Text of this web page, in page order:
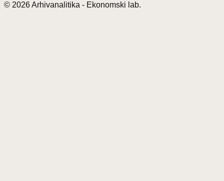
© 2026 Arhivanalitika - Ekonomski lab.